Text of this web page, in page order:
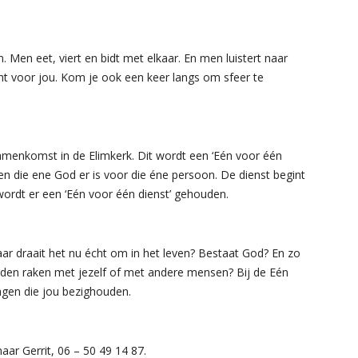
Men eet, viert en bidt met elkaar. En men luistert naar
voor jou. Kom je ook een keer langs om sfeer te
in de Elimkerk. Dit wordt een ‘Eén voor één
die ene God er is voor die éne persoon. De dienst begint
er een ‘Eén voor één dienst’ gehouden.
draait het nu écht om in het leven? Bestaat God? En zo
raken met jezelf of met andere mensen? Bij de Eén
die jou bezighouden.
Gerrit, 06 – 50 49 14 87.